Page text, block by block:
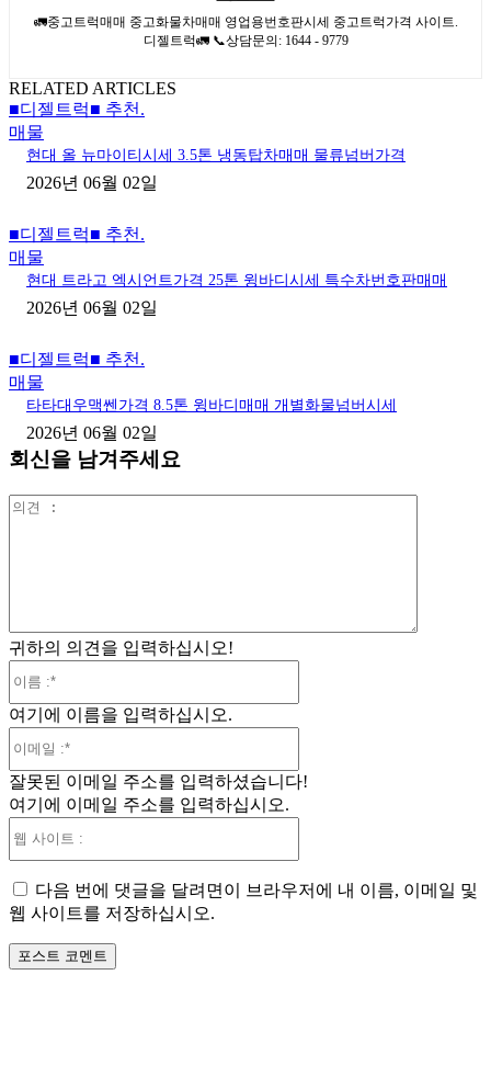
🚛중고트럭매매 중고화물차매매 영업용번호판시세 중고트럭가격 사이트.
디젤트럭🚛 📞상담문의: 1644 - 9779
RELATED ARTICLES
■디젤트럭■ 추천.
매물
현대 올 뉴마이티시세 3.5톤 냉동탑차매매 물류넘버가격
2026년 06월 02일
■디젤트럭■ 추천.
매물
현대 트라고 엑시언트가격 25톤 윙바디시세 특수차번호판매매
2026년 06월 02일
■디젤트럭■ 추천.
매물
타타대우맥쎈가격 8.5톤 윙바디매매 개별화물넘버시세
2026년 06월 02일
회신을 남겨주세요
귀하의 의견을 입력하십시오!
여기에 이름을 입력하십시오.
일
잘못된 이메일 주소를 입력하셨습니다!
여기에 이메일 주소를 입력하십시오.
트
다음 번에 댓글을 달려면이 브라우저에 내 이름, 이메일 및
웹 사이트를 저장하십시오.